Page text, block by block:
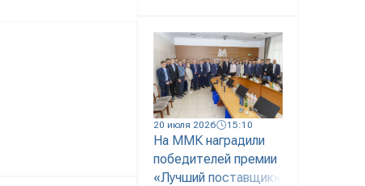
20 июля 2026 15:10
На ММК наградили
победителей премии
«Лучший поставщик»